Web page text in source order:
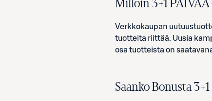
Milloin3+1PÄIVÄÄ
Verkkokaupan
tuotteita riittää. Uusia
osa tuotteista on
Saanko Bonusta3+1